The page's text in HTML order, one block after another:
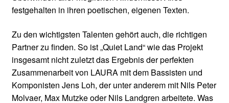
festgehalten in ihren poetischen, eigenen Texten.
Zu den wichtigsten Talenten gehört auch, die richtigen
Partner zu finden. So ist „Quiet Land“ wie das Projekt
insgesamt nicht zuletzt das Ergebnis der perfekten
Zusammenarbeit von LAURA mit dem Bassisten und
Komponisten Jens Loh, der unter anderem mit Nils Peter
Molvaer, Max Mutzke oder Nils Landgren arbeitete. Was